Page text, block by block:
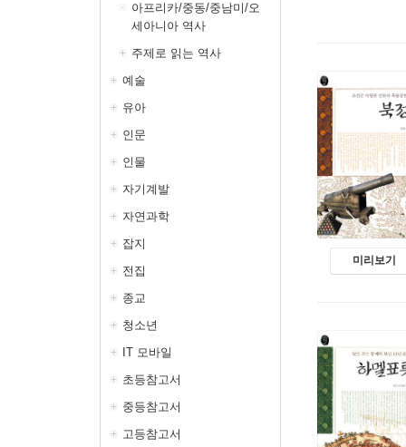
아프리카/중동/중남미/오
세아니아 역사
주제로 읽는 역사
예술
유아
인문
인물
자기계발
자연과학
잡지
전집
종교
청소년
IT 모바일
초등참고서
중등참고서
고등참고서
미리보기